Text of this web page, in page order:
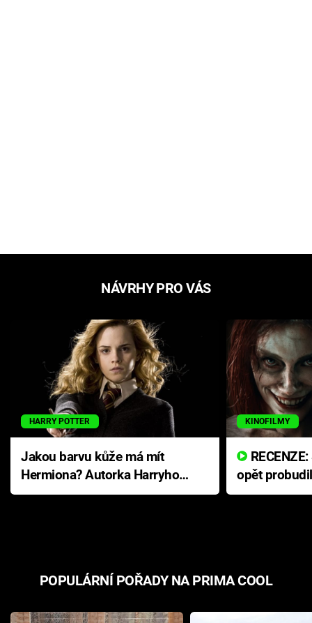
NÁVRHY PRO VÁS
HARRY POTTER
Jakou barvu kůže má mít
Hermiona? Autorka Harryho
Pottera přišla s ráznou
KINOFILMY
opět
přichází s
POPULÁRNÍ POŘADY NA PRIMA COOL